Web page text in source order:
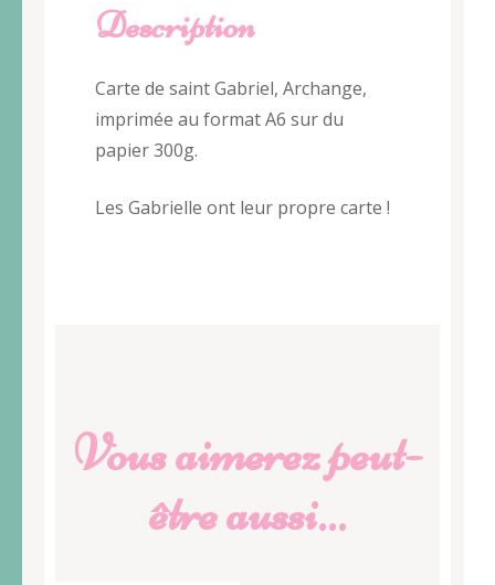
Description
Carte de saint Gabriel, Archange,
imprimée au format A6 sur du
papier 300g.
Les Gabrielle ont leur propre carte !
Vous aimerez peut-
être aussi…